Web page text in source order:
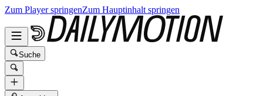
Zum Player springenZum Hauptinhalt springen
Suche